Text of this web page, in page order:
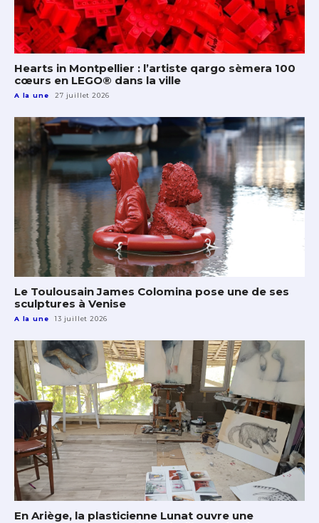
Hearts in Montpellier : l’artiste qargo sèmera 100
cœurs en LEGO® dans la ville
A la une 27 juillet 2026
Le Toulousain James Colomina pose une de ses
sculptures à Venise
A la une 13 juillet 2026
En Ariège, la plasticienne Lunat ouvre une